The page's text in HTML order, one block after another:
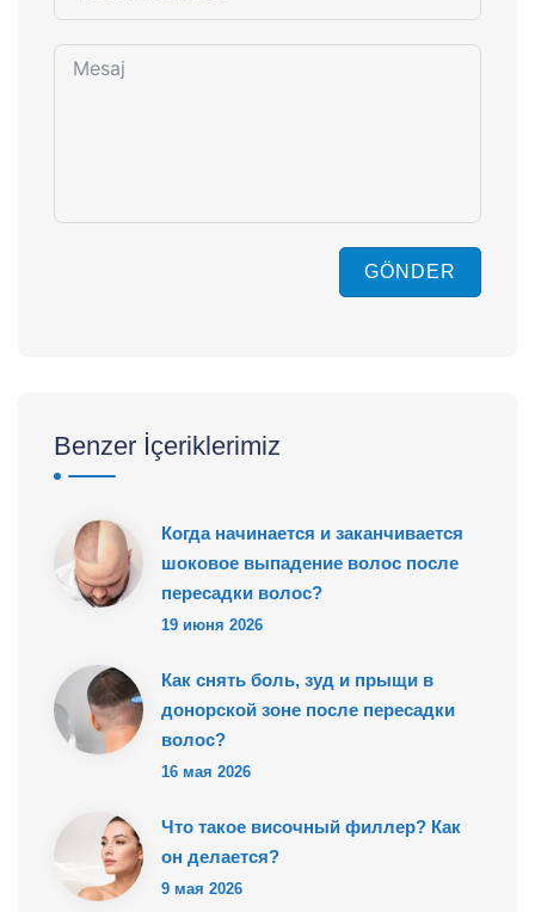
GÖNDER
Benzer İçeriklerimiz
Когда начинается и заканчивается
шоковое выпадение волос после
пересадки волос?
19 июня 2026
Как снять боль, зуд и прыщи в
донорской зоне после пересадки
волос?
16 мая 2026
Что такое височный филлер? Как
он делается?
9 мая 2026